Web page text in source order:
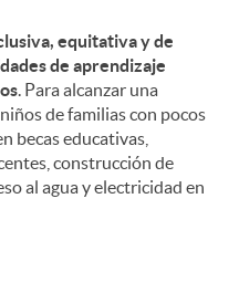
equitativa y de
de aprendizaje
. Para alcanzar una
de familias con pocos
becas educativas,
construcción de
al agua y electricidad en